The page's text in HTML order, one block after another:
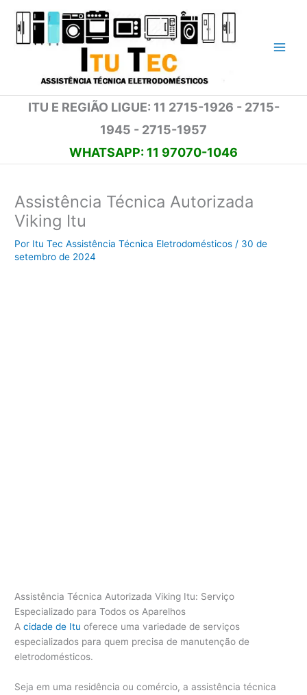
para
ITU E REGIÃO LIGUE: 11 2715-1926 - 2715-
1945 - 2715-1957
WHATSAPP: 11 97070-1046
Assistência Técnica Autorizada
Viking Itu
Por Itu Tec Assistência Técnica Eletrodomésticos / 30 de
setembro de 2024
Assistência Técnica Autorizada Viking Itu: Serviço
Especializado para Todos os Aparelhos
Acidade de Itu oferece uma variedade de serviços
especializados para quem precisa de manutenção de
eletrodomésticos.
Seja em uma residência ou comércio, a assistência técnica